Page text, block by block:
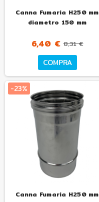
Canna Fumaria H250 mm
diametro 150 mm
6,40 € 8,31 €
COMPRA
-23%
Canna Fumaria H250 mm